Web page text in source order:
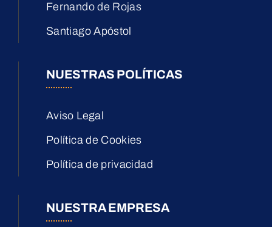
Fernando de Rojas
Santiago Apóstol
NUESTRAS POLÍTICAS
Aviso Legal
Política de Cookies
Política de privacidad
NUESTRA EMPRESA